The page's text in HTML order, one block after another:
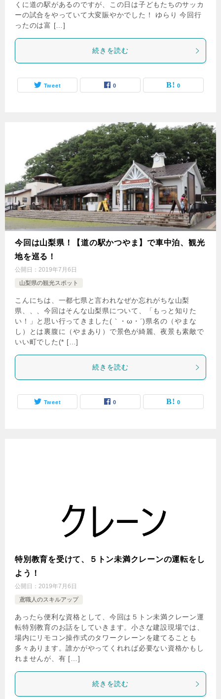
くに道の駅があるのですが、この日は子どもたちのサッカ
ーの試合をやっていて大変賑やかでした！ ゆらり 今回行
ったのは富 […]
続きを読む
Tweet 0 0
今回は山梨県！【道の駅かつやま】で車中泊、観光
地を巡る！
公開日： 2019年7月6日
山梨県の観光スポット
こんにちは、一都七県と言われなぜか忘れがちな山梨
県、、、今回はそんな山梨県について、「もっと知りた
い！」と思い行ってきました(｀・ω・´)県名の（やまな
し）とは裏腹に（やまあり）で景色が綺麗、夜景も素敵で
いい町でした(* […]
続きを読む
Tweet 0 0
特別教育を受けて、５トン未満クレーンの運転をし
よう！
公開日： 2019年7月6日
鳶職人のスキルアップ
あったら便利な資格として、今回は５トン未満クレーン運
転特別教育のお話をしていきます。小さな建設現場では、
場内にリモコン操作式のタワークレーンを建てることも
多々あります。誰かがやってくれれば必要ない資格かもし
れませんが、有 […]
続きを読む